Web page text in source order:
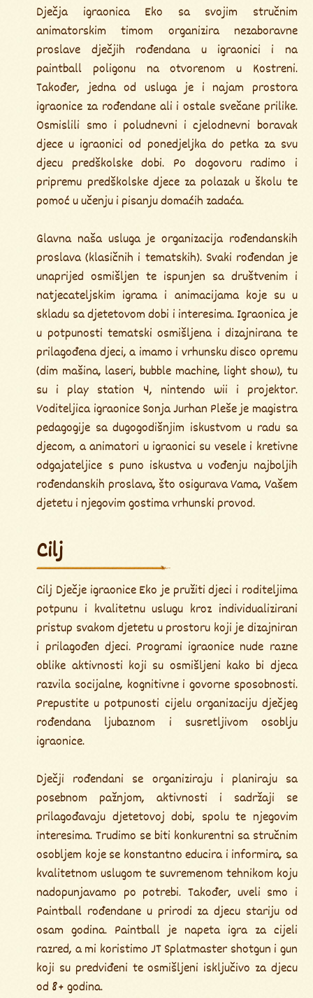
Dječja igraonica Eko sa svojim stručnim
animatorskim timom organizira nezaboravne
proslave dječjih rođendana u igraonici i na
paintball poligonu na otvorenom u Kostreni.
Također, jedna od usluga je i najam prostora
igraonice za rođendane ali i ostale svečane prilike.
Osmislili smo i poludnevni i cjelodnevni boravak
djece u igraonici od ponedjeljka do petka za svu
djecu predškolske dobi. Po dogovoru radimo i
pripremu predškolske djece za polazak u školu te
pomoć u učenju i pisanju domaćih zadaća.
Glavna naša usluga je organizacija rođendanskih
proslava (klasičnih i tematskih). Svaki rođendan je
unaprijed osmišljen te ispunjen sa društvenim i
natjecateljskim igrama i animacijama koje su u
skladu sa djetetovom dobi i interesima. Igraonica je
u potpunosti tematski osmišljena i dizajnirana te
prilagođena djeci, a imamo i vrhunsku disco opremu
(dim mašina, laseri, bubble machine, light show), tu
su i play station 4, nintendo wii i projektor.
Voditeljica igraonice Sonja Jurhan Pleše je magistra
pedagogije sa dugogodišnjim iskustvom u radu sa
djecom, a animatori u igraonici su vesele i kretivne
odgajateljice s puno iskustva u vođenju najboljih
rođendanskih proslava, što osigurava Vama, Vašem
djetetu i njegovim gostima vrhunski provod.
Cilj
Cilj Dječje igraonice Eko je pružiti djeci i roditeljima
potpunu i kvalitetnu uslugu kroz individualizirani
pristup svakom djetetu u prostoru koji je dizajniran
i prilagođen djeci. Programi igraonice nude razne
oblike aktivnosti koji su osmišljeni kako bi djeca
razvila socijalne, kognitivne i govorne sposobnosti.
Prepustite u potpunosti cijelu organizaciju dječjeg
rođendana ljubaznom i susretljivom osoblju
igraonice.
Dječji rođendani se organiziraju i planiraju sa
posebnom pažnjom, aktivnosti i sadržaji se
prilagođavaju djetetovoj dobi, spolu te njegovim
interesima. Trudimo se biti konkurentni sa stručnim
osobljem koje se konstantno educira i informira, sa
kvalitetnom uslugom te suvremenom tehnikom koju
nadopunjavamo po potrebi. Također, uveli smo i
Paintball rođendane u prirodi za djecu stariju od
osam godina. Paintball je napeta igra za cijeli
razred, a mi koristimo JT Splatmaster shotgun i gun
koji su predviđeni te osmišljeni isključivo za djecu
od 8+ godina.